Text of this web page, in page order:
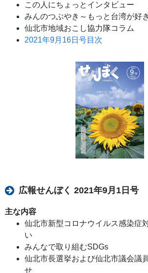
この人にちょっとインタビュー
みんのつぶやき～もっと台湾が好
仙北市地域おこし協力隊コラム
2021年9月16日号目次
広報せんぼく 2021年9月1日号
主な内容
仙北市新型コロナウイルス感染症
い
みんなで取り組むSDGs
仙北市長選挙および仙北市議会議
せ